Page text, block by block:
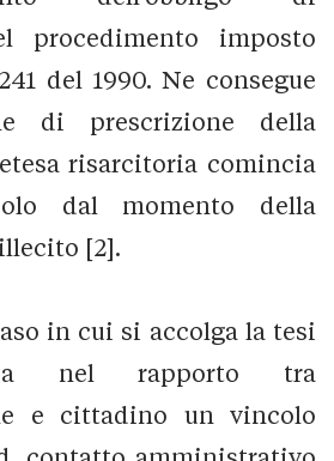
procedimento imposto
del 1990. Ne consegue
di prescrizione della
risarcitoria comincia
dal momento della
[2].
in cui si accolga la tesi
nel rapporto tra
e cittadino un vincolo